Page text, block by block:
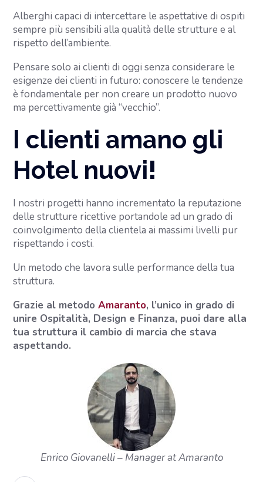
Alberghi capaci di intercettare le aspettative di ospiti
sempre più sensibili alla qualità delle strutture e al
rispetto dell’ambiente.
Pensare solo ai clienti di oggi senza considerare le
esigenze dei clienti in futuro: conoscere le tendenze
è fondamentale per non creare un prodotto nuovo
ma percettivamente già “vecchio”.
I clienti amano gli
Hotel nuovi!
I nostri progetti hanno incrementato la reputazione
delle strutture ricettive portandole ad un grado di
coinvolgimento della clientela ai massimi livelli pur
rispettando i costi.
Un metodo che lavora sulle performance della tua
struttura.
Grazie al metodoAmaranto, l’unico in grado di
unire Ospitalità, Design e Finanza, puoi dare alla
tua struttura il cambio di marcia che stava
aspettando.
Enrico Giovanelli– Manager at Amaranto